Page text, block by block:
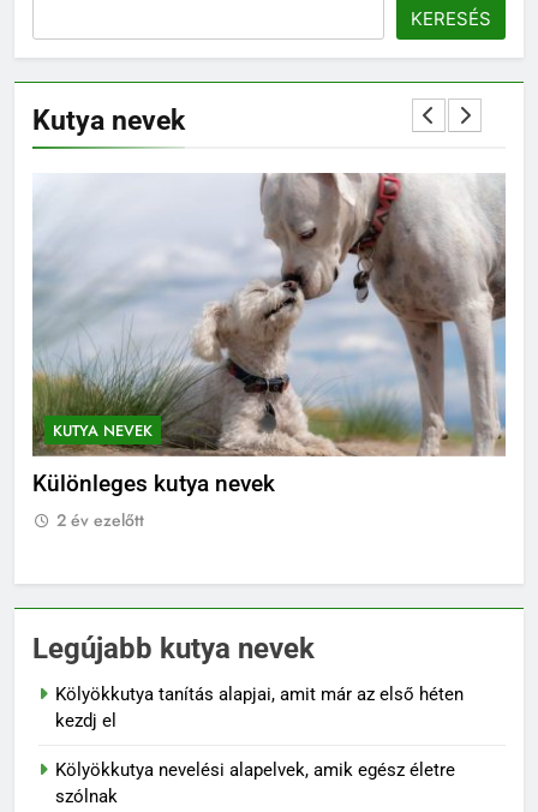
KERESÉS
Kutya nevek
KUTYA NEVEK KUTYA NEVEK ORSZÁG SZERINT
Japán kutya nevek
2 év ezelőtt
Legújabb kutya nevek
Kölyökkutya tanítás alapjai, amit már az első héten
kezdj el
Kölyökkutya nevelési alapelvek, amik egész életre
szólnak